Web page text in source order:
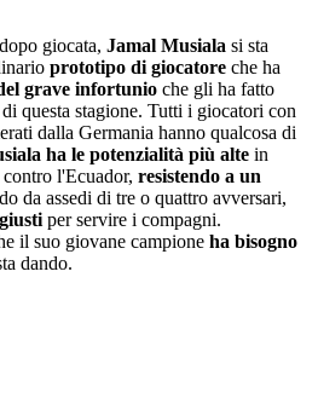
giocata, Jamal Musiala si sta
prototipo di giocatore che ha
grave infortunio che gli ha fatto
questa stagione. Tutti i giocatori con
dalla Germania hanno qualcosa di
ha le potenzialità più alte in
l'Ecuador, resistendo a un
da assedi di tre o quattro avversari,
per servire i compagni.
il suo giovane campione ha bisogno
dando.